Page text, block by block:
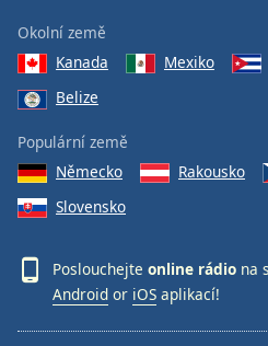
Okolní země
Kanada
Mexiko
Belize
Populární země
Německo
Rakousko
Slovensko
Poslouchejte online rádio na
Android or iOS aplikací!